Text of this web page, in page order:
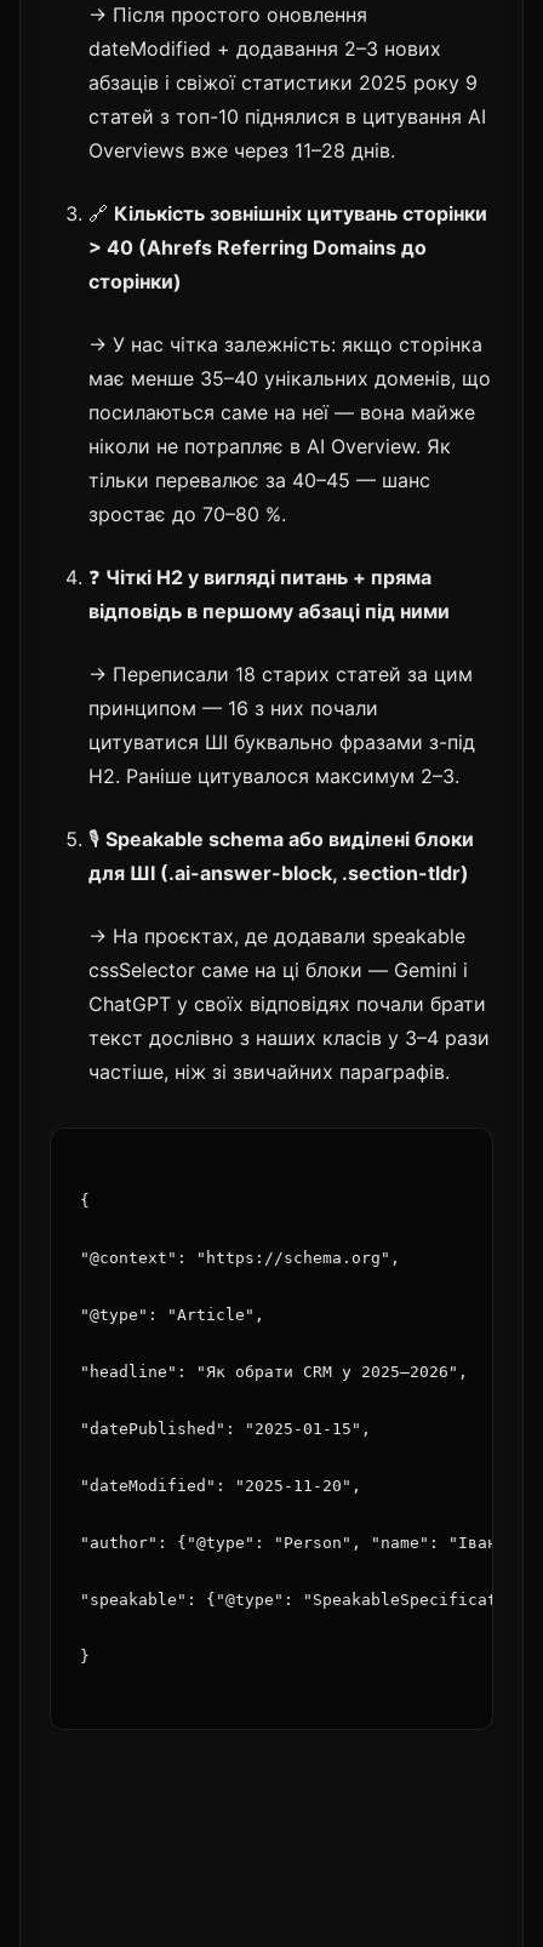
→ Після простого оновлення
dateModified + додавання 2–3 нових
абзаців і свіжої статистики 2025 року 9
статей з топ-10 піднялися в цитування AI
Overviews вже через 11–28 днів.
🔗 Кількість зовнішніх цитувань сторінки
> 40 (Ahrefs Referring Domains до
сторінки)
→ У нас чітка залежність: якщо сторінка
має менше 35–40 унікальних доменів, що
посилаються саме на неї — вона майже
ніколи не потрапляє в AI Overview. Як
тільки перевалює за 40–45 — шанс
зростає до 70–80 %.
❓ Чіткі H2 у вигляді питань + пряма
відповідь в першому абзаці під ними
→ Переписали 18 старих статей за цим
принципом — 16 з них почали
цитуватися ШІ буквально фразами з-під
H2. Раніше цитувалося максимум 2–3.
🎙️ Speakable schema або виділені блоки
для ШІ (.ai-answer-block, .section-tldr)
→ На проєктах, де додавали speakable
cssSelector саме на ці блоки — Gemini і
ChatGPT у своїх відповідях почали брати
текст дослівно з наших класів у 3–4 рази
частіше, ніж зі звичайних параграфів.
{
"@context": "https://schema.org",
"@type": "Article",
"headline": "Як обрати CRM у 2025–2026",
"datePublished": "2025-01-15",
"dateModified": "2025-11-20",
"author": {"@type": "Person", "name": "Іван
"speakable": {"@type":
}